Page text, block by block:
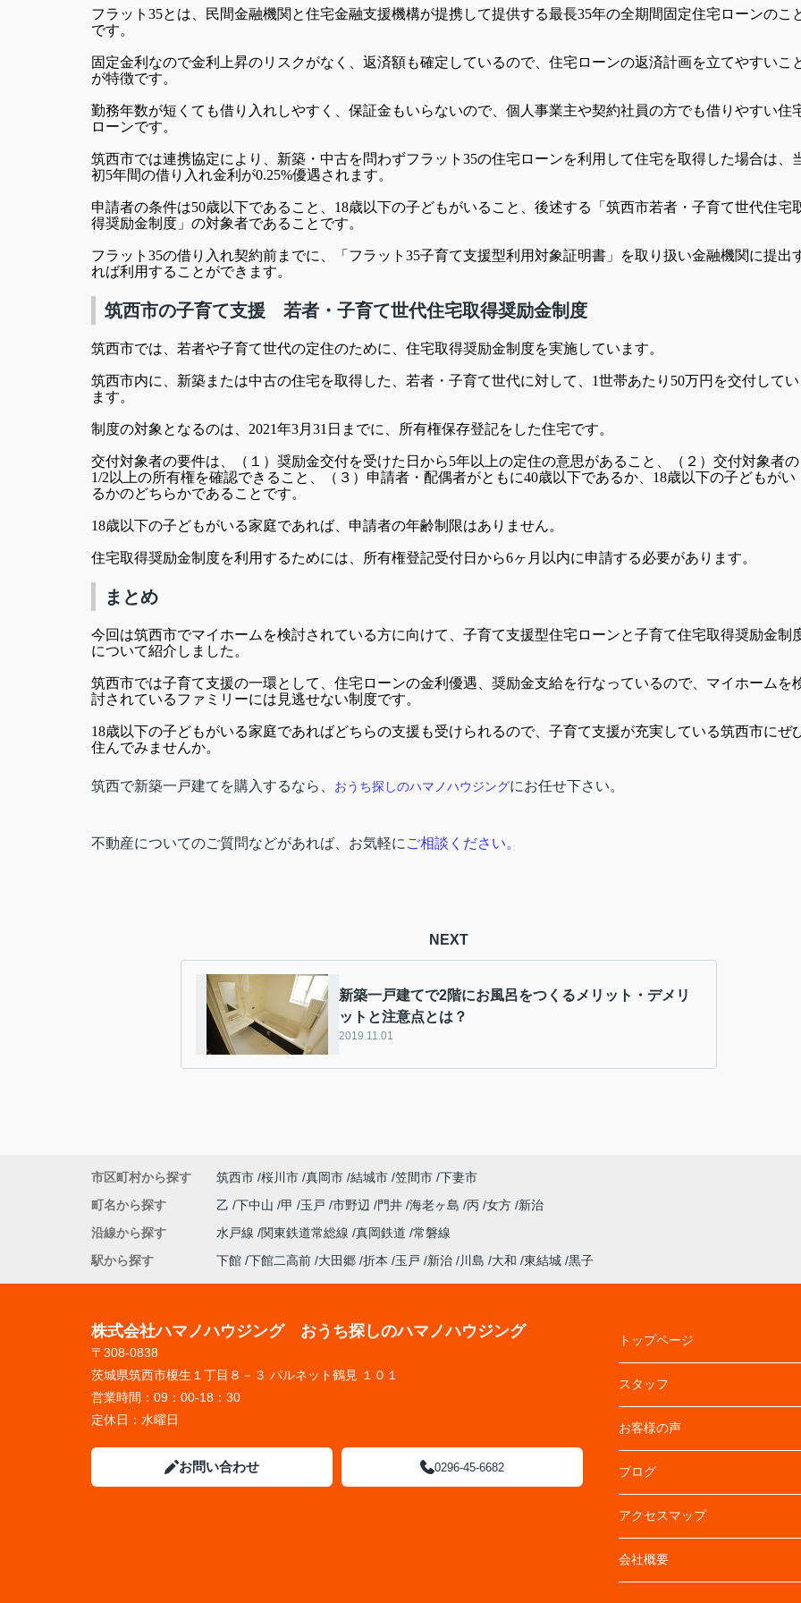
フラット35とは、民間金融機関と住宅金融支援機構が提携して提供する最長35年の全期間固定住宅ローンのこ
です。
固定金利なので金利上昇のリスクがなく、返済額も確定しているので、住宅ローンの返済計画を立てやすいこ
が特徴です。
勤務年数が短くても借り入れしやすく、保証金もいらないので、個人事業主や契約社員の方でも借りやすい住
ローンです。
筑西市では連携協定により、新築・中古を問わずフラット35の住宅ローンを利用して住宅を取得した場合は、
初5年間の借り入れ金利が0.25%優遇されます。
申請者の条件は50歳以下であること、18歳以下の子どもがいること、後述する「筑西市若者・子育て世代住宅
得奨励金制度」の対象者であることです。
フラット35の借り入れ契約前までに、「フラット35子育て支援型利用対象証明書」を取り扱い金融機関に提出
れば利用することができます。
筑西市の子育て支援 若者・子育て世代住宅取得奨励金制度
筑西市では、若者や子育て世代の定住のために、住宅取得奨励金制度を実施しています。
筑西市内に、新築または中古の住宅を取得した、若者・子育て世代に対して、1世帯あたり50万円を交付してい
ます。
制度の対象となるのは、2021年3月31日までに、所有権保存登記をした住宅です。
交付対象者の要件は、（１）奨励金交付を受けた日から5年以上の定住の意思があること、（２）交付対象者の
1/2以上の所有権を確認できること、（３）申請者・配偶者がともに40歳以下であるか、18歳以下の子どもがい
るかのどちらかであることです。
18歳以下の子どもがいる家庭であれば、申請者の年齢制限はありません。
住宅取得奨励金制度を利用するためには、所有権登記受付日から6ヶ月以内に申請する必要があります。
まとめ
今回は筑西市でマイホームを検討されている方に向けて、子育て支援型住宅ローンと子育て住宅取得奨励金制
について紹介しました。
筑西市では子育て支援の一環として、住宅ローンの金利優遇、奨励金支給を行なっているので、マイホームを
討されているファミリーには見逃せない制度です。
18歳以下の子どもがいる家庭であればどちらの支援も受けられるので、子育て支援が充実している筑西市にぜ
住んでみませんか。
筑西で新築一戸建てを購入するなら、 おうち探しのハマノハウジングにお任せ下さい。
不動産についてのご質問などがあれば、お気軽に ご相談ください。
NEXT
新築一戸建てで2階にお風呂をつくるメリット・デメリ
ットと注意点とは？
2019.11.01
市区町村から探す 筑西市 桜川市 真岡市 結城市 笠間市 下妻市
町名から探す
乙 下中山 甲 玉戸 市野辺 門井 海老ヶ島 丙 女方 新治
沿線から探す
水戸線 関東鉄道常総線 真岡鉄道 常磐線
駅から探す
下館 下館二高前 大田郷 折本 玉戸 新治 川島 大和 東結城 黒子
株式会社ハマノハウジング おうち探しのハマノハウジング
〒308-0838
茨城県筑西市榎生１丁目８－３ パルネット鶴見 １０１
営業時間： 09：00-18：30
定休日： 水曜日
お問い合わせ 0296-45-6682
トップページ
スタッフ
お客様の声
ブログ
アクセスマップ
会社概要